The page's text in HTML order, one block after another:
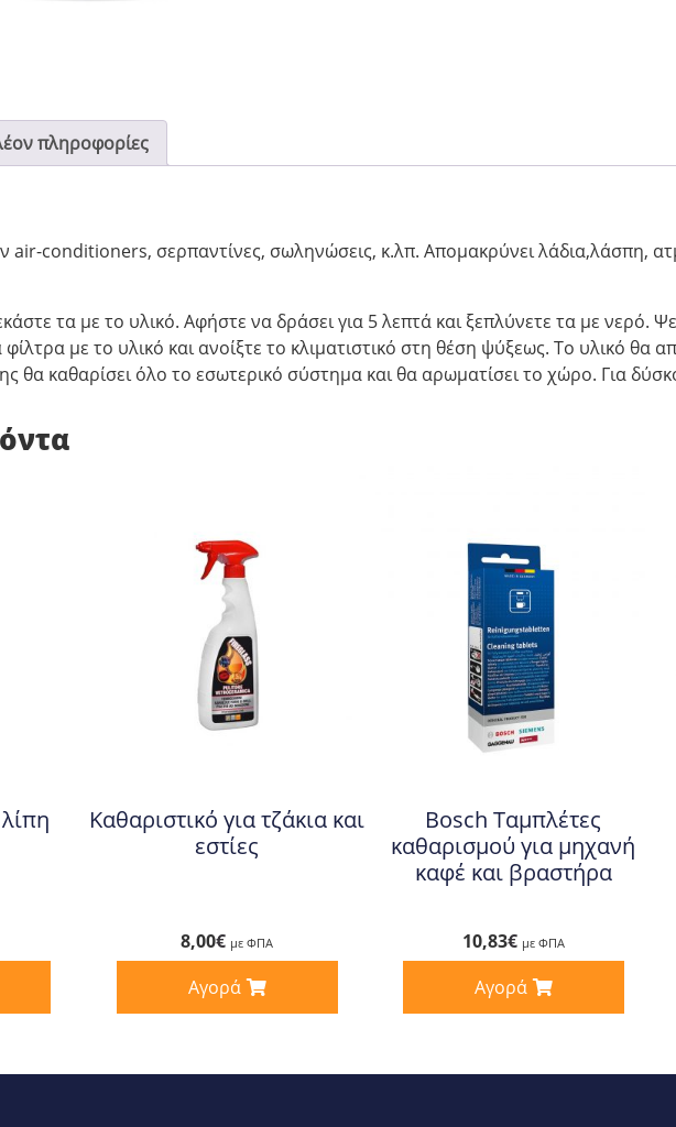
πληροφορίες
air-conditioners, σερπαντίνες, σωληνώσεις, κ.λπ. Απομακρύνει λάδια,λάσπη,
τα με το υλικό. Αφήστε να δράσει για 5 λεπτά και ξεπλύνετε τα με νερό.
με το υλικό και ανοίξτε το κλιματιστικό στη θέση ψύξεως. Το υλικό
θα καθαρίσει όλο το εσωτερικό σύστημα και θα αρωματίσει το χώρο. Για
Καθαριστικό για τζάκια και
εστίες
8,00€ με ΦΠΑ
Αγορά
Bosch Ταμπλέτες
καθαρισμού για μηχανή
καφέ και βραστήρα
10,83€ με ΦΠΑ
Αγορά